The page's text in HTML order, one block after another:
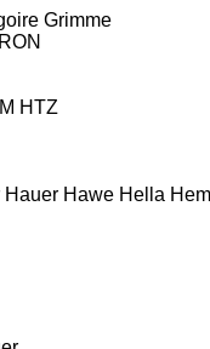
Grimme
HTZ
Hauer Hawe Hella